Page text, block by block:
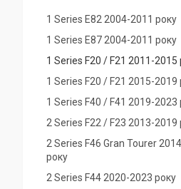
1 Series E82 2004-2011 року
1 Series Е87 2004-2011 року
1 Series F20 / F21 2011-2015
1 Series F20 / F21 2015-2019
1 Series F40 / F41 2019-2023
2 Series F22 / F23 2013-2019
2 Series F46 Gran Tourer
року
2 Series F44 2020-2023 року